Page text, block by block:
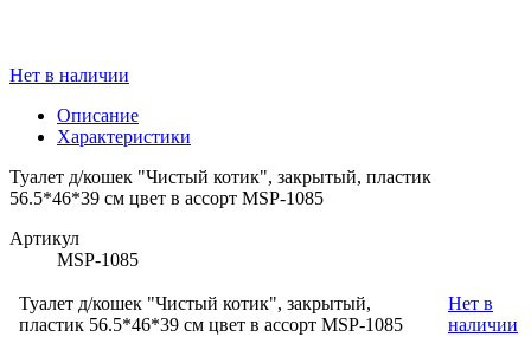
Нет в наличии
Описание
Характеристики
Туалет д/кошек "Чистый котик", закрытый, пластик
56.5*46*39 см цвет в ассорт MSP-1085
Артикул
MSP-1085
Туалет д/кошек "Чистый котик", закрытый,
пластик 56.5*46*39 см цвет в ассорт MSP-1085
Нет в
наличии